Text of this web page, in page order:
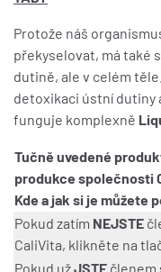
Protože náš
překyselovat, má také
dutině, ale v celém
detoxikaci ústní dutiny
funguje komplexně
Tučně uvedené
produkce společnosti
Kde a jak si je můžete
Pokud zatím NEJSTE
CaliVita, klikněte na
Pokud užJSTE členem